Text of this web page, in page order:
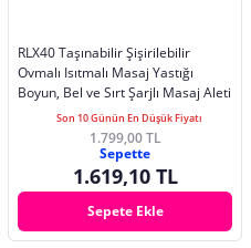
RLX40 Taşınabilir Şişirilebilir
Ovmalı Isıtmalı Masaj Yastığı
Boyun, Bel ve Sırt Şarjlı Masaj Aleti
Son 10 Günün En Düşük Fiyatı
1.799,00 TL
Sepette
1.619,10 TL
Sepete Ekle